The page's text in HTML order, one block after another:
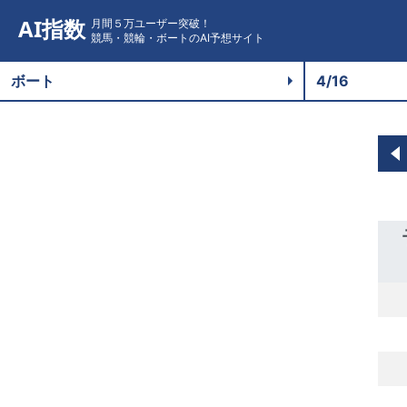
AI指数 月間５万ユーザー突破！
競馬・競輪・ボートのAI予想サイト